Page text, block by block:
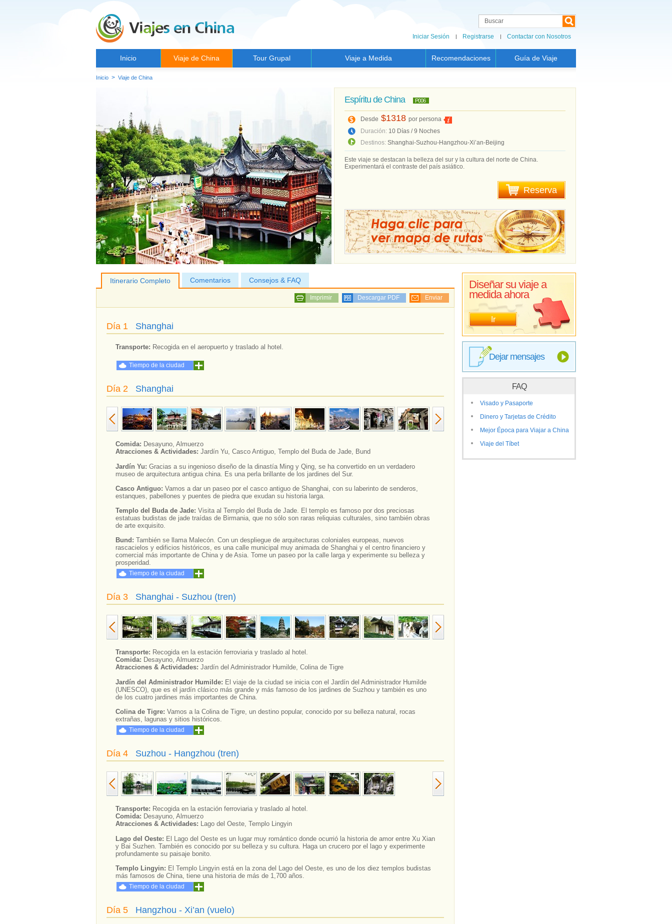
Iniciar Sesión Registrarse Contactar con Nosotros
Inicio Viaje de China Tour Grupal Viaje a Medida Recomendaciones Guía de Viaje
Inicio > Viaje de China
Espíritu de China P006
Desde $1318 por persona
Duración: 10 Días / 9 Noches
Destinos: Shanghai-Suzhou-Hangzhou-Xi’an-Beijing
Este viaje se destacan la belleza del sur y la cultura del norte de China.
Experimentará el contraste del país asiático.
Reserva
Itinerario Completo Comentarios Consejos & FAQ
Enviar
Descargar PDF
Imprimir
Día 1 Shanghai
Transporte: Recogida en el aeropuerto y traslado al hotel.
Tiempo de la ciudad
Día 2 Shanghai
Comida: Desayuno, Almuerzo
Atracciones & Actividades: Jardín Yu, Casco Antiguo, Templo del Buda de Jade, Bund
Jardín Yu: Gracias a su ingenioso diseño de la dinastía Ming y Qing, se ha convertido en un verdadero
museo de arquitectura antigua china. Es una perla brillante de los jardines del Sur.
Casco Antiguo: Vamos a dar un paseo por el casco antiguo de Shanghai, con su laberinto de senderos,
estanques, pabellones y puentes de piedra que exudan su historia larga.
Templo del Buda de Jade: Visita al Templo del Buda de Jade. El templo es famoso por dos preciosas
estatuas budistas de jade traídas de Birmania, que no sólo son raras reliquias culturales, sino también obras
de arte exquisito.
Bund: También se llama Malecón. Con un despliegue de arquitecturas coloniales europeas, nuevos
rascacielos y edificios históricos, es una calle municipal muy animada de Shanghai y el centro financiero y
comercial más importante de China y de Asia. Tome un paseo por la calle larga y experimente su belleza y
prosperidad.
Tiempo de la ciudad
Día 3 Shanghai - Suzhou (tren)
Transporte: Recogida en la estación ferroviaria y traslado al hotel.
Comida: Desayuno, Almuerzo
Atracciones & Actividades: Jardín del Administrador Humilde, Colina de Tigre
Jardín del Administrador Humilde: El viaje de la ciudad se inicia con el Jardín del Administrador Humilde
(UNESCO), que es el jardín clásico más grande y más famoso de los jardines de Suzhou y también es uno
de los cuatro jardines más importantes de China.
Colina de Tigre: Vamos a la Colina de Tigre, un destino popular, conocido por su belleza natural, rocas
extrañas, lagunas y sitios históricos.
Tiempo de la ciudad
Día 4 Suzhou - Hangzhou (tren)
Transporte: Recogida en la estación ferroviaria y traslado al hotel.
Comida: Desayuno, Almuerzo
Atracciones & Actividades: Lago del Oeste, Templo Lingyin
Lago del Oeste: El Lago del Oeste es un lugar muy romántico donde ocurrió la historia de amor entre Xu Xian
y Bai Suzhen. También es conocido por su belleza y su cultura. Haga un crucero por el lago y experimente
profundamente su paisaje bonito.
Templo Lingyin: El Templo Lingyin está en la zona del Lago del Oeste, es uno de los diez templos budistas
más famosos de China, tiene una historia de más de 1,700 años.
Tiempo de la ciudad
Día 5 Hangzhou - Xi’an (vuelo)
Diseñar su viaje a
medida ahora
Ir
Dejar mensajes
FAQ
Visado y Pasaporte
Dinero y Tarjetas de Crédito
Mejor Época para Viajar a China
Viaje del Tíbet